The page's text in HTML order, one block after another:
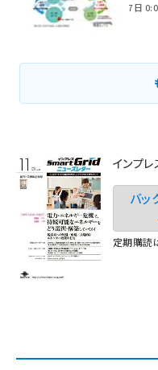
2021年3月7日
インプ
バッ
定期購読